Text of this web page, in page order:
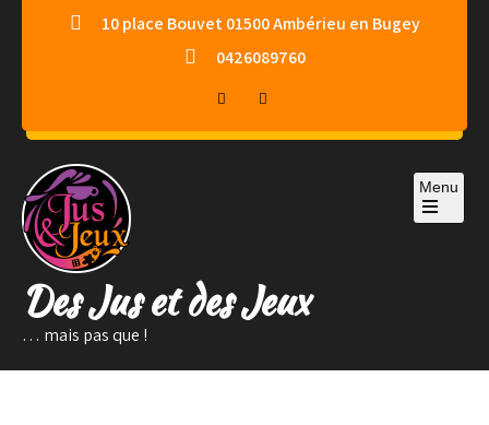
10 place Bouvet 01500 Ambérieu en Bugey
0426089760
Des Jus et des Jeux
… mais pas que !
Menu